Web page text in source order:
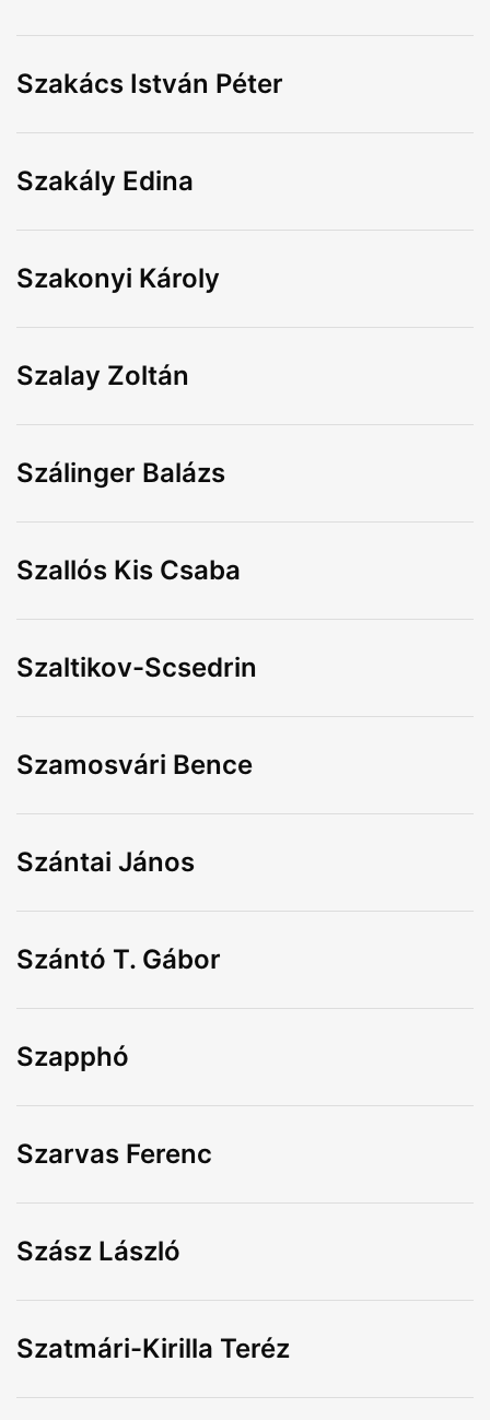
Szakács István Péter
Szakály Edina
Szakonyi Károly
Szalay Zoltán
Szálinger Balázs
Szallós Kis Csaba
Szaltikov-Scsedrin
Szamosvári Bence
Szántai János
Szántó T. Gábor
Szapphó
Szarvas Ferenc
Szász László
Szatmári-Kirilla Teréz